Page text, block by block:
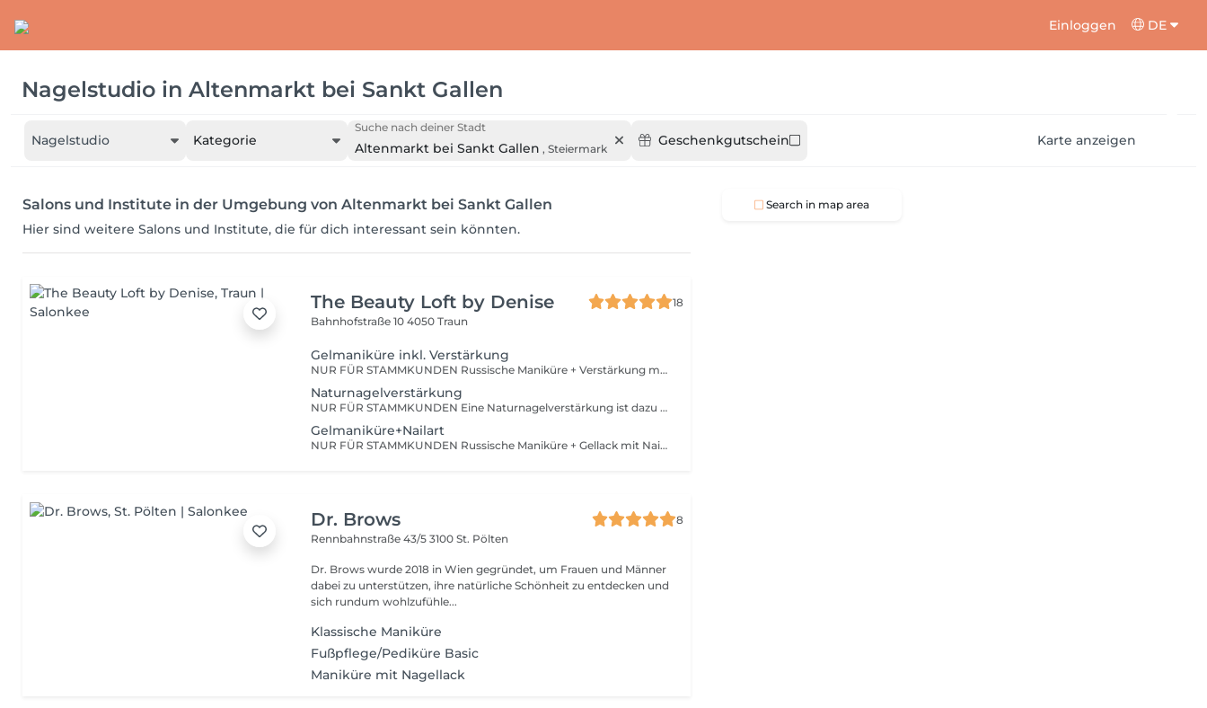
Einloggen DE
Nagelstudio in Altenmarkt bei Sankt Gallen
Nagelstudio Kategorie
Suche nach deiner Stadt
Altenmarkt bei Sankt Gallen , Steiermark
Geschenkgutschein Karte anzeigen
Salons und Institute in der Umgebung von Altenmarkt bei Sankt Gallen
Hier sind weitere Salons und Institute, die für dich interessant sein könnten.
The Beauty Loft by Denise
18
Bahnhofstraße 104050 Traun
Gelmaniküre inkl. Verstärkung
NUR FÜR STAMMKUNDEN Russische Maniküre + Verstärkung mit Gellack Du möchtest immer kurze, schöne gepflegte Nägel ohne das der Nagellack ständig absplittert dann ist der Gellack die perfekte Lösung für dich ! Bei sehr dünnen biegsamen Naturnägeln oder im Alltag stark beanspruchte Nägel ist eine zusätzliche Verstärkung notwendig um die optimale Haltbarkeit zu erzielen. Das Ergebnis ist trotz Verstärkung dünn und natürlich! Bitte buche dann Gellack mit Verstärkung oder Naturnagelverstärkung. Solltest du dir nicht sicher sein was das richtige ist, buche zur Sicherheit Gellack+Verstärkung, beim Termin können wir dann gerne schauen ob sie notwendig ist!
Naturnagelverstärkung
NUR FÜR STAMMKUNDEN Eine Naturnagelverstärkung ist dazu da den eigenen Nagel zu verstärken, eine kurze Verlängerung ist möglich um die Nägel in der Länge anzugleichen. Diese Behandlung ist für Kunden die ihre Naturnägel länger tragen möchten ab 5 mm von der freien Nagelkante.
Gelmaniküre+Nailart
NUR FÜR STAMMKUNDEN Russische Maniküre + Gellack mit Nailart Du möchtest immer kurze, schöne gepflegte Nägel ohne das der Nagellack ständig absplittert dann ist der Gellack die perfekte Lösung für dich ! Bitte beachte: Eine Gellack Maniküre ist nur auf dem eigenen Naturnagel möglich und nur bis zu einer gewissen Länge da der Gellack nicht verstärkt wie bei einer Modellage, sondern lediglich ein Gellack ist der bis zu 4 Wochen hält bis er erneuert werden muss. Sollten deine Nägel sehr dünn und brüchig sein dann buche Gellack+ Verstärkung um eine optimale Haltbarkeit zu erzielen
Dr. Brows
8
Rennbahnstraße 43/53100 St. Pölten
Dr. Brows wurde 2018 in Wien gegründet, um Frauen und Männer
dabei zu unterstützen, ihre natürliche Schönheit zu entdecken und
sich rundum wohlzufühle...
Klassische Maniküre
Fußpflege/Pediküre Basic
Maniküre mit Nagellack
Search in map area